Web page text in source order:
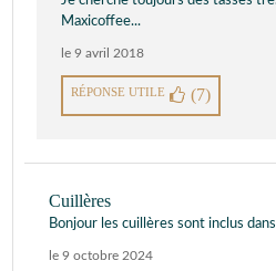
Maxicoffee...
le 9 avril 2018
RÉPONSE UTILE (7)
Cuillères
Bonjour les cuillères sont inclus
le 9 octobre 2024